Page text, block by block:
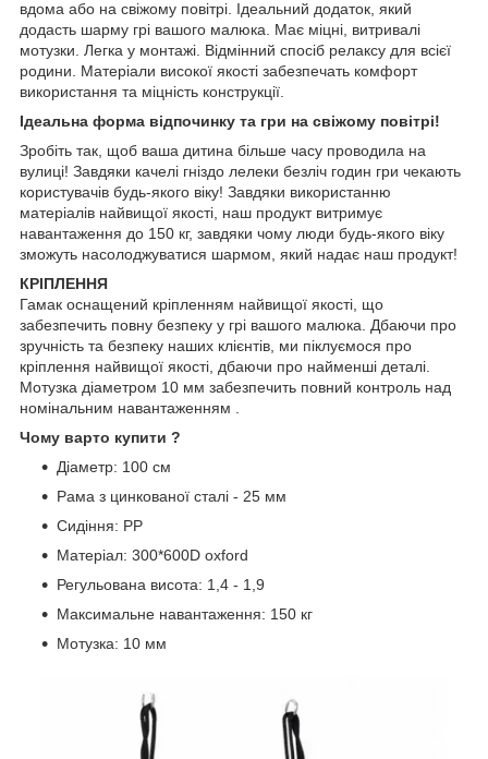
вдома або на свіжому повітрі. Ідеальний додаток, який
додасть шарму грі вашого малюка. Має міцні, витривалі
мотузки. Легка у монтажі. Відмінний спосіб релаксу для всієї
родини. Матеріали високої якості забезпечать комфорт
використання та міцність конструкції.
Ідеальна форма відпочинку та гри на свіжому повітрі!
Зробіть так, щоб ваша дитина більше часу проводила на
вулиці! Завдяки качелі гніздо лелеки безліч годин гри чекають
користувачів будь-якого віку! Завдяки використанню
матеріалів найвищої якості, наш продукт витримує
навантаження до 150 кг, завдяки чому люди будь-якого віку
зможуть насолоджуватися шармом, який надає наш продукт!
КРІПЛЕННЯ
Гамак оснащений кріпленням найвищої якості, що
забезпечить повну безпеку у грі вашого малюка. Дбаючи про
зручність та безпеку наших клієнтів, ми піклуємося про
кріплення найвищої якості, дбаючи про найменші деталі.
Мотузка діаметром 10 мм забезпечить повний контроль над
номінальним навантаженням .
Чому варто купити ?
Діаметр: 100 см
Рама з цинкованої сталі - 25 мм
Сидіння: PP
Матеріал: 300*600D oxford
Регульована висота: 1,4 - 1,9
Максимальне навантаження: 150 кг
Мотузка: 10 мм